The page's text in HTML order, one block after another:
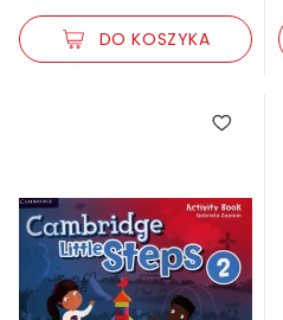
DO KOSZYKA